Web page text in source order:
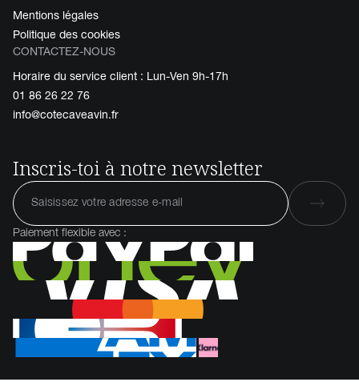
Mentions légales
Politique des cookies
CONTACTEZ-NOUS
Horaire du service client : Lun-Ven 9h-17h
01 86 26 22 76
info@cotecaveavin.fr
Inscris-toi à notre newsletter
Paiement flexible avec :